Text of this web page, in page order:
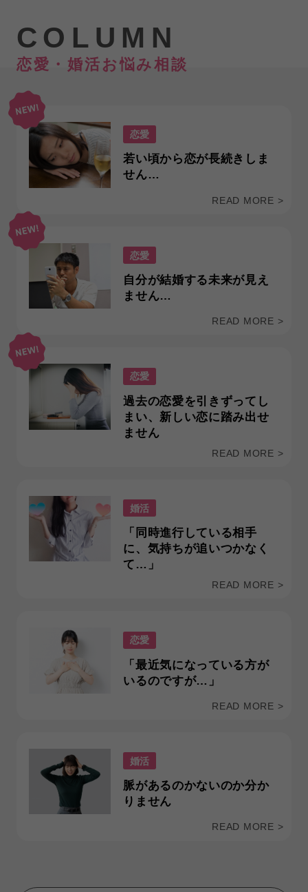
COLUMN
恋愛・婚活お悩み相談
恋愛
若い頃から恋が長続きしま
せん…
READ MORE >
恋愛
自分が結婚する未来が見え
ません…
READ MORE >
恋愛
過去の恋愛を引きずってし
まい、新しい恋に踏み出せ
ません
READ MORE >
婚活
「同時進行している相手
に、気持ちが追いつかなく
て…」
READ MORE >
恋愛
「最近気になっている方が
いるのですが…」
READ MORE >
婚活
脈があるのかないのか分か
りません
READ MORE >